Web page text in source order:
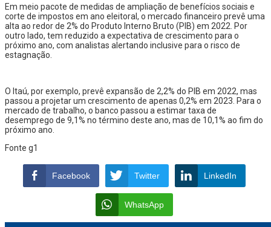
Em meio pacote de medidas de ampliação de benefícios sociais e
corte de impostos em ano eleitoral, o mercado financeiro prevê uma
alta ao redor de 2% do Produto Interno Bruto (PIB) em 2022. Por
outro lado, tem reduzido a expectativa de crescimento para o
próximo ano, com analistas alertando inclusive para o risco de
estagnação.
O Itaú, por exemplo, prevê expansão de 2,2% do PIB em 2022, mas
passou a projetar um crescimento de apenas 0,2% em 2023. Para o
mercado de trabalho, o banco passou a estimar taxa de
desemprego de 9,1% no término deste ano, mas de 10,1% ao fim do
próximo ano.
Fonte g1
Facebook Twitter LinkedIn
WhatsApp